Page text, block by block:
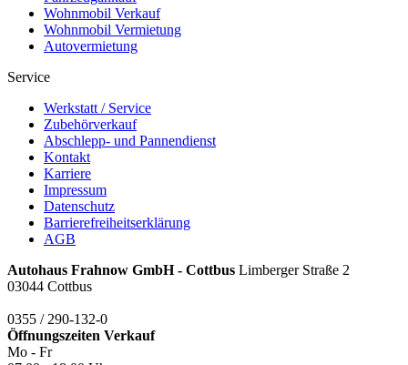
Nachricht
Einverständnis
* Ich habe dieDatenschutzbedingungen
Anfrage senden
Adresse
Fahrzeuge
Fahrzeugsuche
Fahrzeugankauf
Wohnmobil Verkauf
Wohnmobil Vermietung
Autovermietung
Service
Werkstatt / Service
Zubehörverkauf
Abschlepp- und Pannendienst